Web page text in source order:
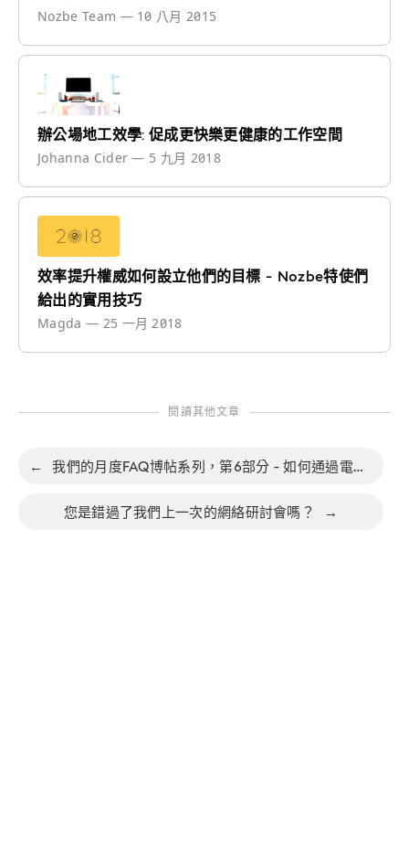
Nozbe Team — 10 八月 2015
辦公場地工效學: 促成更快樂更健康的工作空間
Johanna Cider— 5 九月 2018
效率提升權威如何設立他們的目標 - Nozbe特使們
給出的實用技巧
Magda — 25 一月 2018
閱讀其他文章
← 我們的月度FAQ博帖系列，第6部分 - 如何通過電子郵件將任務發送到Nozbe？
您是錯過了我們上一次的網絡研討會嗎？ →